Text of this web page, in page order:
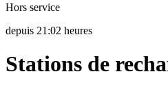
Hors service
depuis 21:02 heures
Stations de